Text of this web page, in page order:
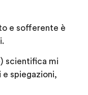
e sofferente è
scientifica mi
spiegazioni,